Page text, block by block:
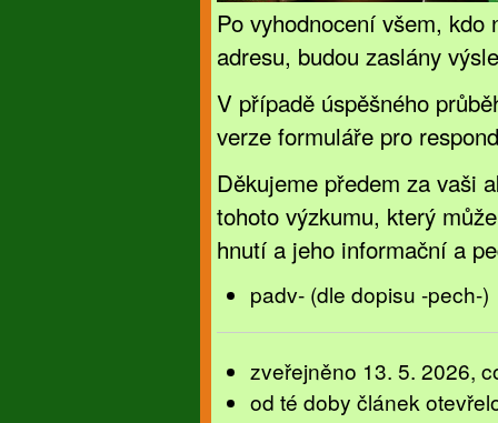
Po vyhodnocení všem,
adresu, budou zaslány
V případě úspěšného
verze formuláře pro
Děkujeme předem za vaši
tohoto výzkumu, který
hnutí a jeho informační a
padv- (dle dopisu -pech-)
zveřejněno 13. 5. 2026,
od té doby článek